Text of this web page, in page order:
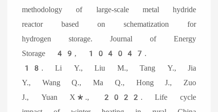
methodology of large-scale metal hydride
reactor based on schematization for
hydrogen storage. Journal of Energy
Storage 49, 104047.
18. Li Y., Liu M., Tang Y., Jia
Y., Wang Q., Ma Q., Hong J., Zuo
J., Yuan X*., 2022. Life cycle